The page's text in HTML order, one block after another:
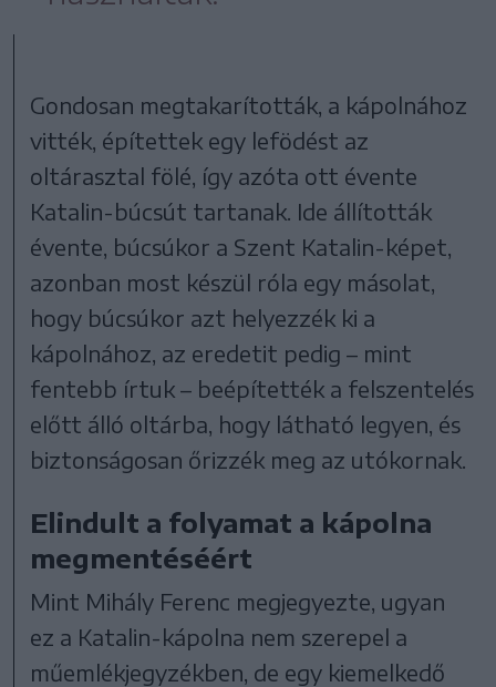
Gondosan megtakarították, a kápolnához
vitték, építettek egy lefödést az
oltárasztal fölé, így azóta ott évente
Katalin-búcsút tartanak. Ide állították
évente, búcsúkor a Szent Katalin-képet,
azonban most készül róla egy másolat,
hogy búcsúkor azt helyezzék ki a
kápolnához, az eredetit pedig – mint
fentebb írtuk – beépítették a felszentelés
előtt álló oltárba, hogy látható legyen, és
biztonságosan őrizzék meg az utókornak.
Elindult a folyamat a kápolna
megmentéséért
Mint Mihály Ferenc megjegyezte, ugyan
ez a Katalin-kápolna nem szerepel a
műemlékjegyzékben, de egy kiemelkedő